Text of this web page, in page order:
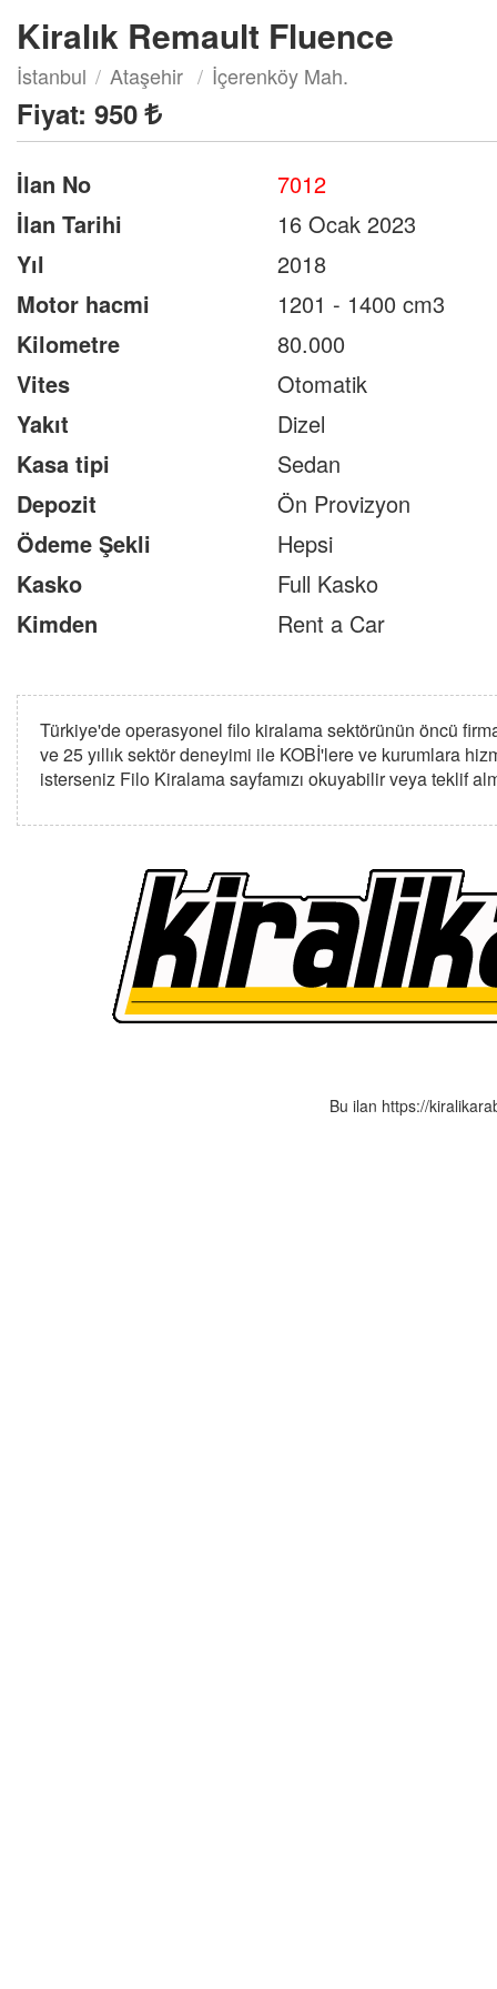
Kiralık Remault Fluence
İstanbul Ataşehir İçerenköy Mah.
Fiyat: 950
İlan No
7012
İlan Tarihi
16 Ocak 2023
Yıl
2018
Motor hacmi
1201 - 1400 cm3
Kilometre
80.000
Vites
Otomatik
Yakıt
Dizel
Kasa tipi
Sedan
Depozit
Ön Provizyon
Ödeme Şekli
Hepsi
Kasko
Full Kasko
Kimden
Rent a Car
Türkiye'de operasyonel filo kiralama sektörünün öncü
ve 25 yıllık sektör deneyimi ile KOBİ'lere ve kurumlara
isterseniz Filo Kiralamasayfamızı okuyabilir veyateklif
Bu ilan https://